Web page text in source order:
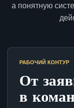
а понятную
РАБОЧИЙ КОНТУР
От
в